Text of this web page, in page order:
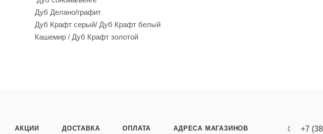
Дуб Делано/графит
Дуб Крафт серый/ Дуб Крафт белый
Кашемир / Дуб Крафт золотой
АКЦИИ ДОСТАВКА ОПЛАТА АДРЕСА МАГАЗИНОВ +7